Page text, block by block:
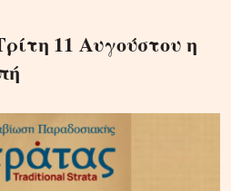
11 Αυγούστου η